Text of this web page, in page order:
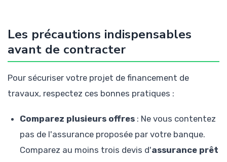
Les précautions indispensables
avant de contracter
Pour sécuriser votre projet de financement de
travaux, respectez ces bonnes pratiques :
Comparez plusieurs offres : Ne vous contentez
pas de l'assurance proposée par votre banque.
Comparez au moins trois devis d'assurance prêt